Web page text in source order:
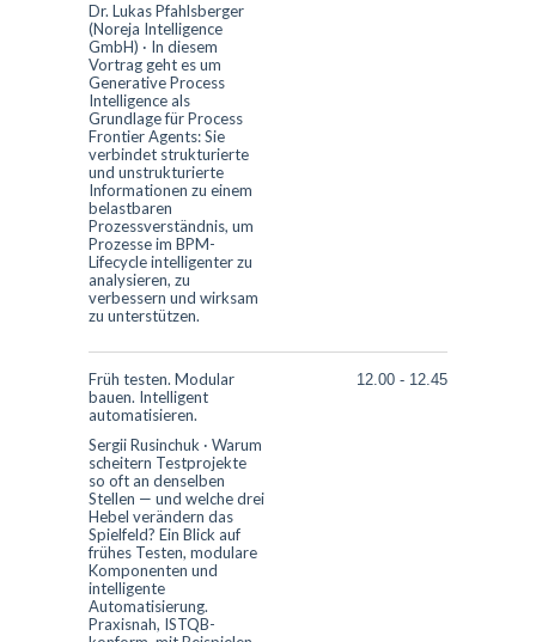
Dr. Lukas Pfahlsberger
(Noreja Intelligence
GmbH) · In diesem
Vortrag geht es um
Generative Process
Intelligence als
Grundlage für Process
Frontier Agents: Sie
verbindet strukturierte
und unstrukturierte
Informationen zu einem
belastbaren
Prozessverständnis, um
Prozesse im BPM-
Lifecycle intelligenter zu
analysieren, zu
verbessern und wirksam
zu unterstützen.
Früh testen. Modular
bauen. Intelligent
automatisieren.
Sergii Rusinchuk · Warum
scheitern Testprojekte
so oft an denselben
Stellen — und welche drei
Hebel verändern das
Spielfeld? Ein Blick auf
frühes Testen, modulare
Komponenten und
intelligente
Automatisierung.
Praxisnah, ISTQB-
12.00 - 12.45